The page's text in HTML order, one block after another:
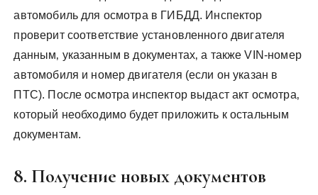
автомобиль для осмотра в ГИБДД. Инспектор
проверит соответствие установленного двигателя
данным‚ указанным в документах‚ а также VIN-номер
автомобиля и номер двигателя (если он указан в
ПТС). После осмотра инспектор выдаст акт осмотра‚
который необходимо будет приложить к остальным
документам.
8. Получение новых документов